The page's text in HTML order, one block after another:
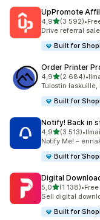
UpPromote
4,9/ 5 tähteä
(3 592)
3592 arvostelua
•
Drive referral
Built for
Order Printer
4,9/ 5 tähteä
(2 684)
2684 arvostelua
•
Tulostin
Built for
Notify! Back in
4,9/ 5 tähteä
(3 513)
3513 arvostelua
•
Notify Me! –
Built for
Digital
5,0/ 5 tähteä
(1 138)
1138 arvostelua
•Free
Sell digital
Built for